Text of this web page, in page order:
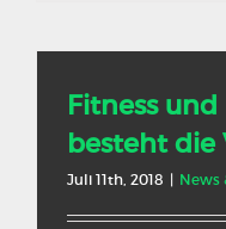
Fitness
besteht die
Juli 11th, 2018 | News